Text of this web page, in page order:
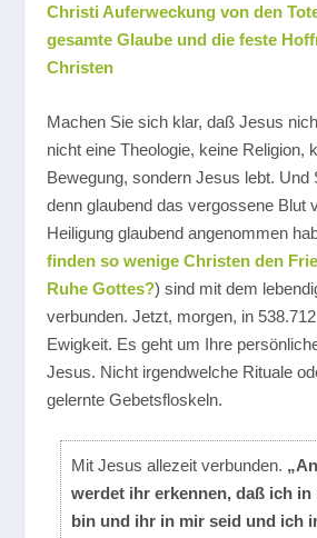
Christi Auferweckung von den
gesamte Glaube und die feste
Christen
Machen Sie sich klar, daß Jesus
nicht eine Theologie, keine Religion,
Bewegung, sondern Jesus lebt. Und
denn glaubend das vergossene Blut
Heiligung glaubend angenommen
finden so wenige Christen den
Ruhe Gottes?) sind mit dem
verbunden. Jetzt, morgen, in
Ewigkeit. Es geht um Ihre
Jesus. Nicht irgendwelche Rituale
gelernte Gebetsfloskeln.
Mit Jesus allezeit verbunden.
werdet ihr erkennen, daß ich in
bin und ihr in mir seid und ich